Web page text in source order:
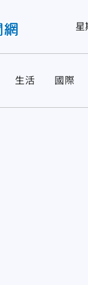
星
生活 國際